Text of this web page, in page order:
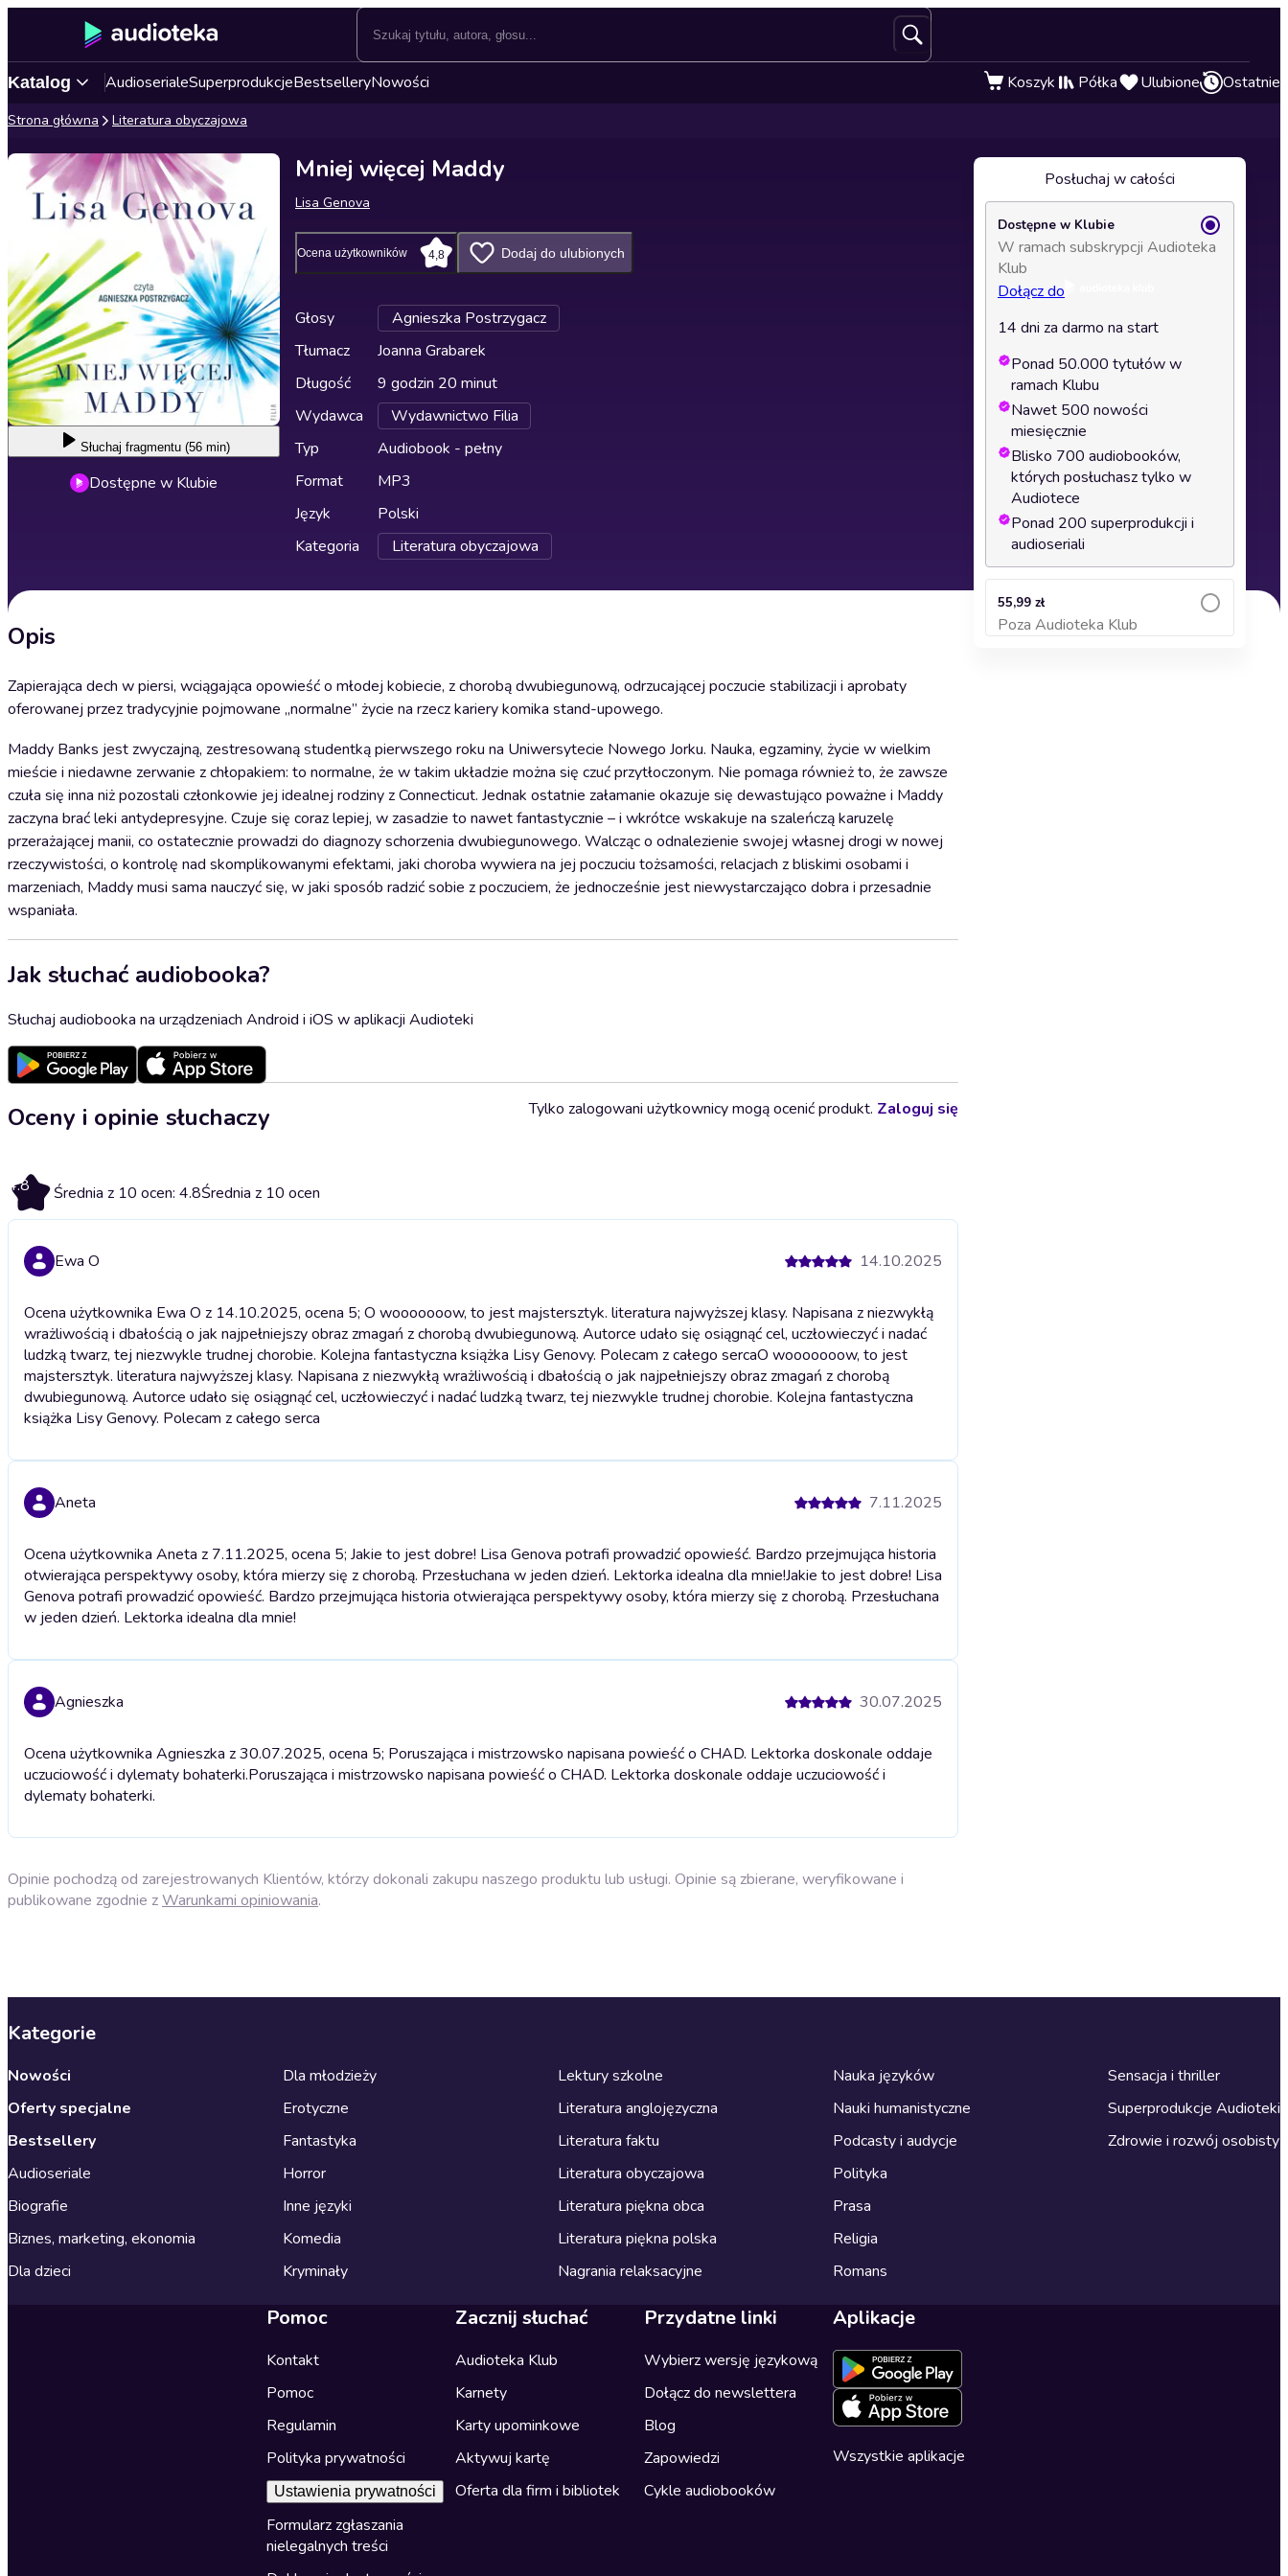
Katalog AudioserialeSuperprodukcjeBestselleryNowości Koszyk Półka Ulubione Ostatnie
Strona główna Literatura obyczajowa
Słuchaj fragmentu (56 min)
Dostępne w Klubie
Mniej więcej Maddy
Lisa Genova
Ocena użytkowników 4,8 Dodaj do ulubionych
Głosy
Agnieszka Postrzygacz
Tłumacz
Joanna Grabarek
Długość
9 godzin 20 minut
Wydawca
Wydawnictwo Filia
Typ
Audiobook - pełny
Format
MP3
Język
Polski
Kategoria
Literatura obyczajowa
Opis
Zapierająca dech w piersi, wciągająca opowieść o młodej kobiecie, z chorobą dwubiegunową, odrzucającej poczucie stabilizacji i aprobaty
oferowanej przez tradycyjnie pojmowane „normalne” życie na rzecz kariery komika stand-upowego.
Maddy Banks jest zwyczajną, zestresowaną studentką pierwszego roku na Uniwersytecie Nowego Jorku. Nauka, egzaminy, życie w wielkim
mieście i niedawne zerwanie z chłopakiem: to normalne, że w takim układzie można się czuć przytłoczonym. Nie pomaga również to, że zawsze
czuła się inna niż pozostali członkowie jej idealnej rodziny z Connecticut. Jednak ostatnie załamanie okazuje się dewastująco poważne i Maddy
zaczyna brać leki antydepresyjne. Czuje się coraz lepiej, w zasadzie to nawet fantastycznie – i wkrótce wskakuje na szaleńczą karuzelę
przerażającej manii, co ostatecznie prowadzi do diagnozy schorzenia dwubiegunowego. Walcząc o odnalezienie swojej własnej drogi w nowej
rzeczywistości, o kontrolę nad skomplikowanymi efektami, jaki choroba wywiera na jej poczuciu tożsamości, relacjach z bliskimi osobami i
marzeniach, Maddy musi sama nauczyć się, w jaki sposób radzić sobie z poczuciem, że jednocześnie jest niewystarczająco dobra i przesadnie
wspaniała.
Jak słuchać audiobooka?
Słuchaj audiobooka na urządzeniach Android i iOS w aplikacji Audioteki
Oceny i opinie słuchaczy
4.8 Średnia z 10 ocen: 4.8Średnia z 10 ocen
Tylko zalogowani użytkownicy mogą ocenić produkt. Zaloguj się
Ewa O 14.10.2025
Ocena użytkownika Ewa O z 14.10.2025, ocena 5; O wooooooow, to jest majstersztyk. literatura najwyższej klasy. Napisana z niezwykłą
wrażliwością i dbałością o jak najpełniejszy obraz zmagań z chorobą dwubiegunową. Autorce udało się osiągnąć cel, uczłowieczyć i nadać
ludzką twarz, tej niezwykle trudnej chorobie. Kolejna fantastyczna książka Lisy Genovy. Polecam z całego sercaO wooooooow, to jest
majstersztyk. literatura najwyższej klasy. Napisana z niezwykłą wrażliwością i dbałością o jak najpełniejszy obraz zmagań z chorobą
dwubiegunową. Autorce udało się osiągnąć cel, uczłowieczyć i nadać ludzką twarz, tej niezwykle trudnej chorobie. Kolejna fantastyczna
książka Lisy Genovy. Polecam z całego serca
Aneta 7.11.2025
Ocena użytkownika Aneta z 7.11.2025, ocena 5; Jakie to jest dobre! Lisa Genova potrafi prowadzić opowieść. Bardzo przejmująca historia
otwierająca perspektywy osoby, która mierzy się z chorobą. Przesłuchana w jeden dzień. Lektorka idealna dla mnie!Jakie to jest dobre! Lisa
Genova potrafi prowadzić opowieść. Bardzo przejmująca historia otwierająca perspektywy osoby, która mierzy się z chorobą. Przesłuchana
w jeden dzień. Lektorka idealna dla mnie!
Agnieszka 30.07.2025
Ocena użytkownika Agnieszka z 30.07.2025, ocena 5; Poruszająca i mistrzowsko napisana powieść o CHAD. Lektorka doskonale oddaje
uczuciowość i dylematy bohaterki.Poruszająca i mistrzowsko napisana powieść o CHAD. Lektorka doskonale oddaje uczuciowość i
dylematy bohaterki.
Opinie pochodzą od zarejestrowanych Klientów, którzy dokonali zakupu naszego produktu lub usługi. Opinie są zbierane, weryfikowane i
publikowane zgodnie zWarunkami opiniowania.
Posłuchaj w całości
Dostępne w Klubie
W ramach subskrypcji Audioteka
Klub
Dołącz do
14 dni za darmo na start
Ponad 50.000 tytułów w
ramach Klubu
Nawet 500 nowości
miesięcznie
Blisko 700 audiobooków,
których posłuchasz tylko w
Audiotece
Ponad 200 superprodukcji i
audioseriali
55,99 zł
Poza Audioteka Klub
Dodaj do koszyka
Kategorie
Nowości
Oferty specjalne
Bestsellery
Audioseriale
Biografie
Biznes, marketing, ekonomia
Dla dzieci
Dla młodzieży
Erotyczne
Fantastyka
Horror
Inne języki
Komedia
Kryminały
Lektury szkolne
Literatura anglojęzyczna
Literatura faktu
Literatura obyczajowa
Literatura piękna obca
Literatura piękna polska
Nagrania relaksacyjne
Nauka języków
Nauki humanistyczne
Podcasty i audycje
Polityka
Prasa
Religia
Romans
Sensacja i thriller
Superprodukcje Audioteki
Zdrowie i rozwój osobisty
Pomoc
Kontakt
Pomoc
Regulamin
Polityka prywatności
Ustawienia prywatności
Formularz zgłaszania
nielegalnych treści
Zacznij słuchać
Audioteka Klub
Karnety
Karty upominkowe
Aktywuj kartę
Oferta dla firm i bibliotek
Przydatne linki
Wybierz wersję językową
Dołącz do newslettera
Blog
Zapowiedzi
Cykle audiobooków
Aplikacje
Wszystkie aplikacje